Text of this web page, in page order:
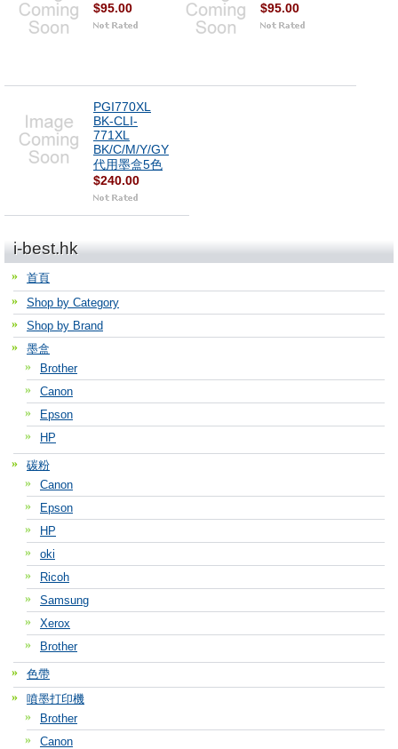
$95.00
$95.00
PGI770XL
BK-CLI-
771XL
BK/C/M/Y/GY
代用墨盒5色
$240.00
i-best.hk
首頁
Shop by Category
Shop by Brand
墨盒
Brother
Canon
Epson
HP
碳粉
Canon
Epson
HP
oki
Ricoh
Samsung
Xerox
Brother
色帶
噴墨打印機
Brother
Canon